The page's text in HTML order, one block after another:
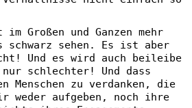
Großen und Ganzen mehr
schwarz sehen. Es ist aber
Und es wird auch beileibe
schlechter! Und dass
Menschen zu verdanken, die
weder aufgeben, noch ihre